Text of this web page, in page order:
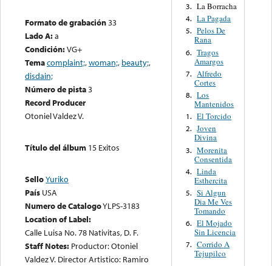
Formato de grabación33
Lado A:a
Condición:VG+
Temacomplaint;,woman;, beauty;,
disdain;
Número de pista3
Record Producer
Otoniel Valdez V.
Título del álbum 15 Exitos
SelloYuriko
País USA
Numero de CatalogoYLPS-3183
Location of Label:
Calle Luisa No. 78 Nativitas, D. F.
Staff Notes: Productor: Otoniel
Valdez V. Director Artistico: Ramiro
3. La Borracha
4. La Pagada
5. Pelos De
Rana
6. Tragos
Amargos
7. Alfredo
Cortes
8. Los
Mantenidos
1. El Torcido
2. Joven
Divina
3. Morenita
Consentida
4. Linda
Esthercita
5. Si Algun
Dia Me Ves
Tomando
6. El Mojado
Sin Licencia
7. Corrido A
Tejupilco